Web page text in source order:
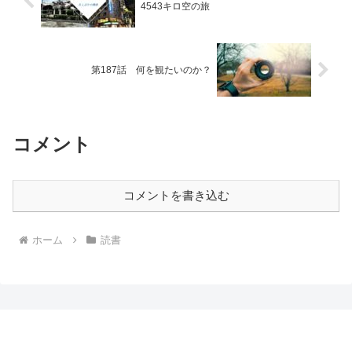
4543キロ空の旅
第187話 何を観たいのか？
コメント
コメントを書き込む
ホーム 読書